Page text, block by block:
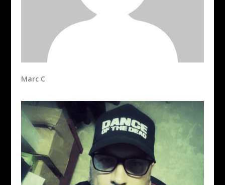
Marc C